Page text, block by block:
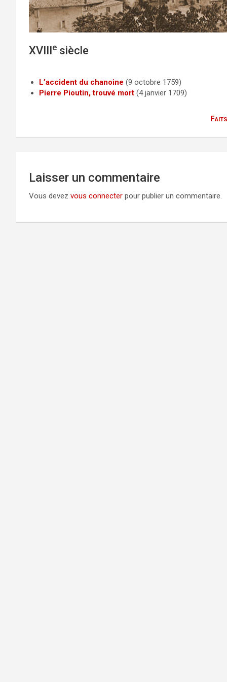
XVIIIe siècle
L’accident du chanoine (9 octobre 1759)
Pierre Pioutin, trouvé mort (4 janvier 1709)
Laisser un commentaire
Vous devez vous connecter pour publier un commentaire.